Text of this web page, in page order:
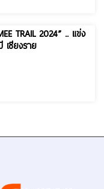
TRAIL 2024” .. แข่ง
เชียงราย